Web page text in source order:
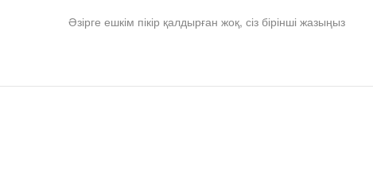
Әзірге ешкім пікір қалдырған жоқ, сіз бірінші жазыңыз